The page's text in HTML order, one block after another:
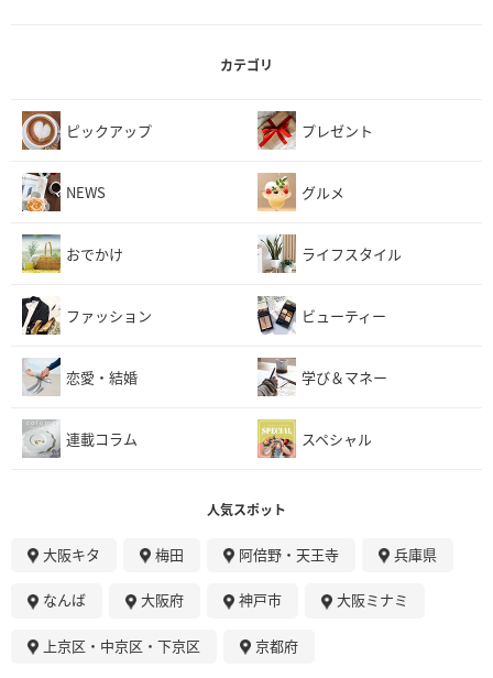
カテゴリ
ピックアップ プレゼント
NEWS グルメ
おでかけ ライフスタイル
ファッション ビューティー
恋愛・結婚 学び＆マネー
連載コラム スペシャル
人気スポット
大阪キタ 梅田 阿倍野・天王寺 兵庫県
なんば 大阪府 神戸市 大阪ミナミ
上京区・中京区・下京区 京都府